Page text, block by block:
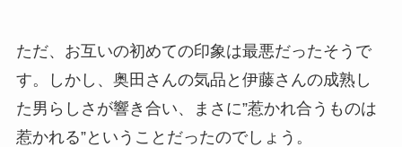
ただ、お互いの初めての印象は最悪だったそうで
す。しかし、奥田さんの気品と伊藤さんの成熟し
た男らしさが響き合い、まさに”惹かれ合うものは
惹かれる”ということだったのでしょう。